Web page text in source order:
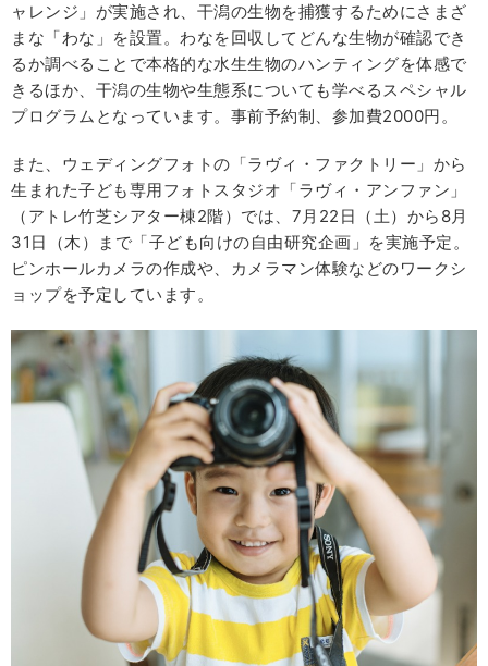
ャレンジ」が実施され、干潟の生物を捕獲するためにさまざ
まな「わな」を設置。わなを回収してどんな生物が確認でき
るか調べることで本格的な水生生物のハンティングを体感で
きるほか、干潟の生物や生態系についても学べるスペシャル
プログラムとなっています。事前予約制、参加費2000円。
また、ウェディングフォトの「ラヴィ・ファクトリー」から
生まれた子ども専用フォトスタジオ「ラヴィ・アンファン」
（アトレ竹芝シアター棟2階）では、7月22日（土）から8月
31日（木）まで「子ども向けの自由研究企画」を実施予定。
ピンホールカメラの作成や、カメラマン体験などのワークシ
ョップを予定しています。